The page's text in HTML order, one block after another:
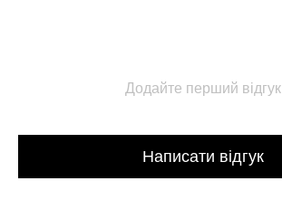
Додайте перший відгук
Написати відгук